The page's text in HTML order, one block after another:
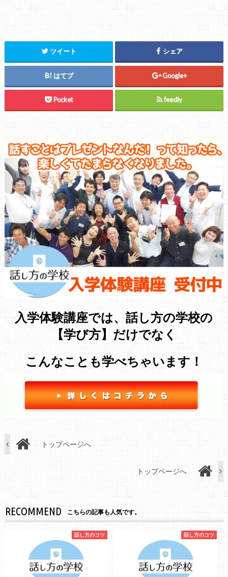
ツイート シェア
はてブ Google+
Pocket feedly
入学体験講座では、話し方の学校の
【学び方】だけでなく
こんなことも学べちゃいます！
トップページへ
トップページへ
RECOMMEND こちらの記事も人気です。
話し方のコツ 話し方のコツ